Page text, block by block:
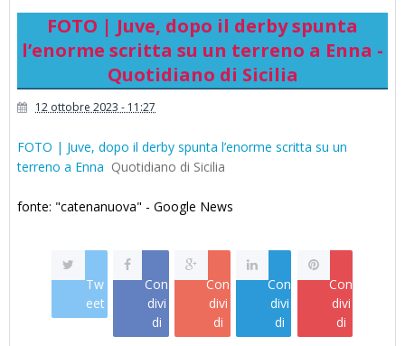
l’enorme scritta su un terreno a Enna - Quotidiano di Sicilia
FOTO | Juve, dopo il derby spunta
l’enorme scritta su un terreno a Enna -
Quotidiano di Sicilia
12 ottobre 2023 - 11:27
FOTO | Juve, dopo il derby spunta l’enorme scritta su un
terreno a Enna Quotidiano di Sicilia
fonte: "catenanuova" - Google News
Tw
eet
Con
divi
di
Con
divi
di
Con
divi
di
Con
divi
di